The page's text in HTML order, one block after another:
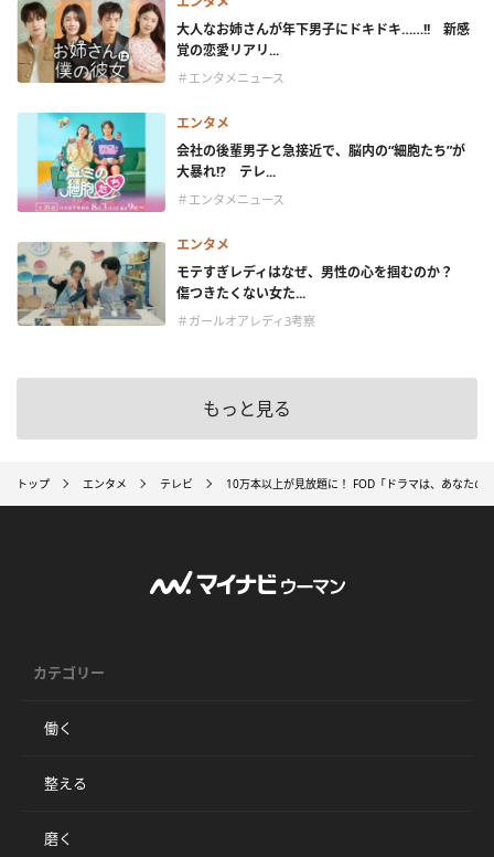
大人なお姉さんが年下男子にドキドキ……!! 新感
覚の恋愛リアリ...
＃エンタメニュース
エンタメ
会社の後輩男子と急接近で、脳内の“細胞たち”が
大暴れ!? テレ...
＃エンタメニュース
エンタメ
モテすぎレディはなぜ、男性の心を掴むのか？
傷つきたくない女た...
＃ガールオアレディ3考察
もっと見る
トップ エンタメ テレビ 10万本以上が見放題に！ FOD「ドラマは、あなたの
カテゴリー
働く
整える
磨く